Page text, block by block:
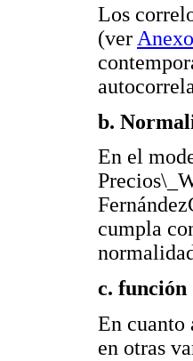
Los
(ver
b.
En el
cumpla
c. función
En cuanto
en otras